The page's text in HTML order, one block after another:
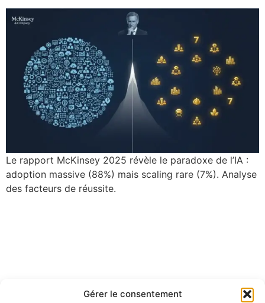
Gérer le consentement
Le rapport McKinsey 2025 révèle le paradoxe de l’IA :
adoption massive (88%) mais scaling rare (7%). Analyse
des facteurs de réussite.